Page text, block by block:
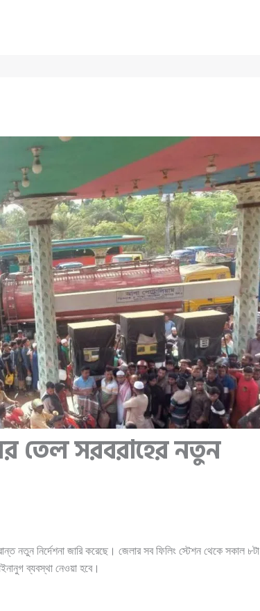
তেল সরবরাহের নতুন
নতুন নির্দেশনা জারি করেছে। জেলার সব ফিলিং স্টেশন থেকে সকাল ৮টা
ব্যবস্থা নেওয়া হবে।